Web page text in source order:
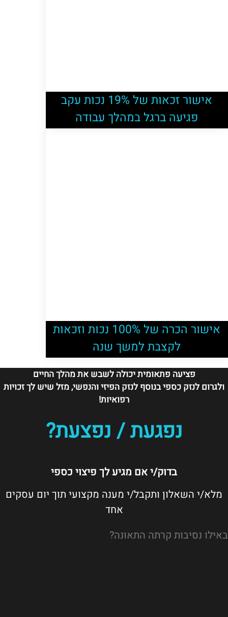
אישור זכאות של 19% נכות עקב
פגיעה ברגל במהלך עבודה
אישור הכרה של 100% נכות וזכאות
לקצבת למשך שנה
פציעה פתאומית יכולה לשבש את מהלך החיים
ולגרום לנזק כספי בנוסף לנזק הפיזי והנפשי, מזל שיש לך זכויות
רפואיות!
נפגעת / נפצעת?
בדוק/י אם מגיע לך פיצוי כספי
מלא/י השאלון ותקבל/י מענה מקצועי תוך יום עסקים
אחד
באילו נסיבות קרתה התאונה?